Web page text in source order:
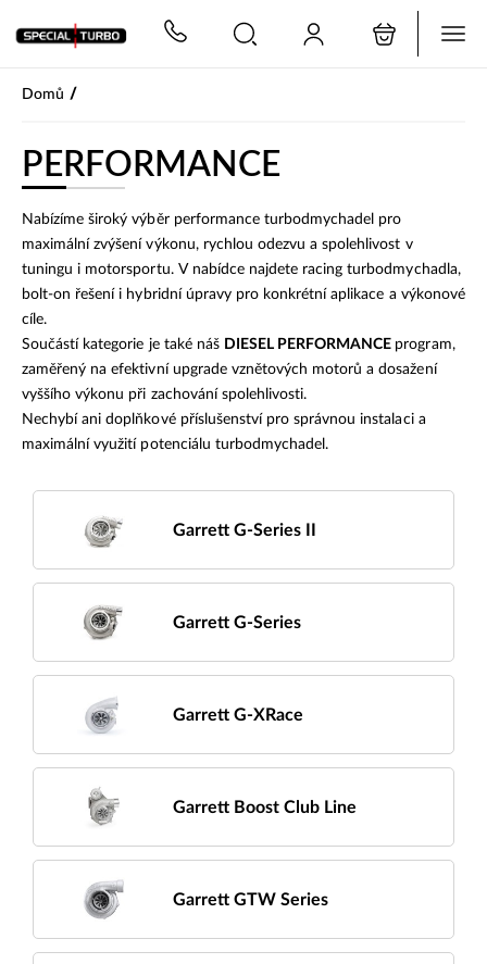
Domů /
PERFORMANCE
Nabízíme široký výběr performance turbodmychadel pro
maximální zvýšení výkonu, rychlou odezvu a spolehlivost v
tuningu i motorsportu. V nabídce najdete racing turbodmychadla,
bolt-on řešení i hybridní úpravy pro konkrétní aplikace a výkonové
cíle.
Součástí kategorie je také náš DIESEL PERFORMANCE program,
zaměřený na efektivní upgrade vznětových motorů a dosažení
vyššího výkonu při zachování spolehlivosti.
Nechybí ani doplňkové příslušenství pro správnou instalaci a
maximální využití potenciálu turbodmychadel.
Garrett G-Series II
Garrett G-Series
Garrett G-XRace
Garrett Boost Club Line
Garrett GTW Series